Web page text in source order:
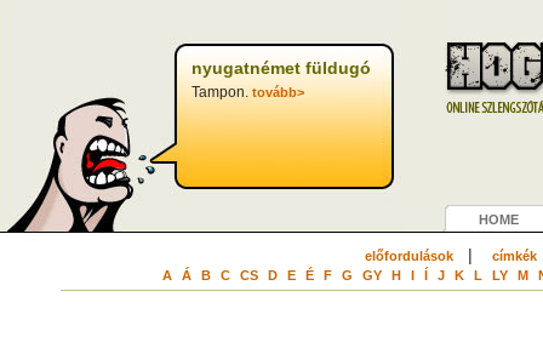
nyugatnémet füldugó
Tampon. tovább>
HOME
előfordulások| címkék
A Á B C CS D E É F G GY H I Í J K L LY M